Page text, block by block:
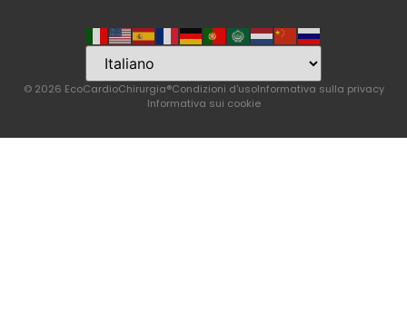
© 2026 EcoCardioChirurgia®Condizioni d'usoInformativa sulla privacy
Informativa sui cookie